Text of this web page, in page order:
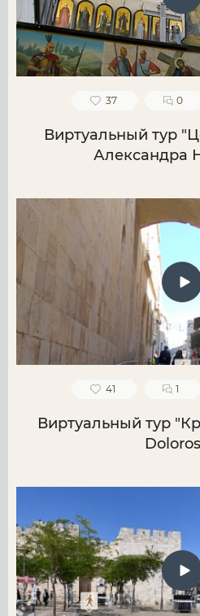
37 0
Виртуальный тур
Александра
41 1
Виртуальный тур